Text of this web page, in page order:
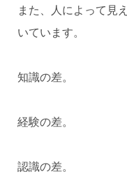
また、人によって見
いています。
知識の差。
経験の差。
認識の差。